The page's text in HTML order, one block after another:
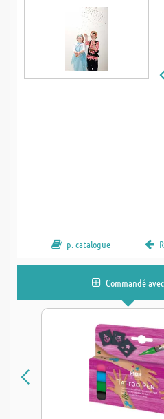
p. catalogue
Commandé avec